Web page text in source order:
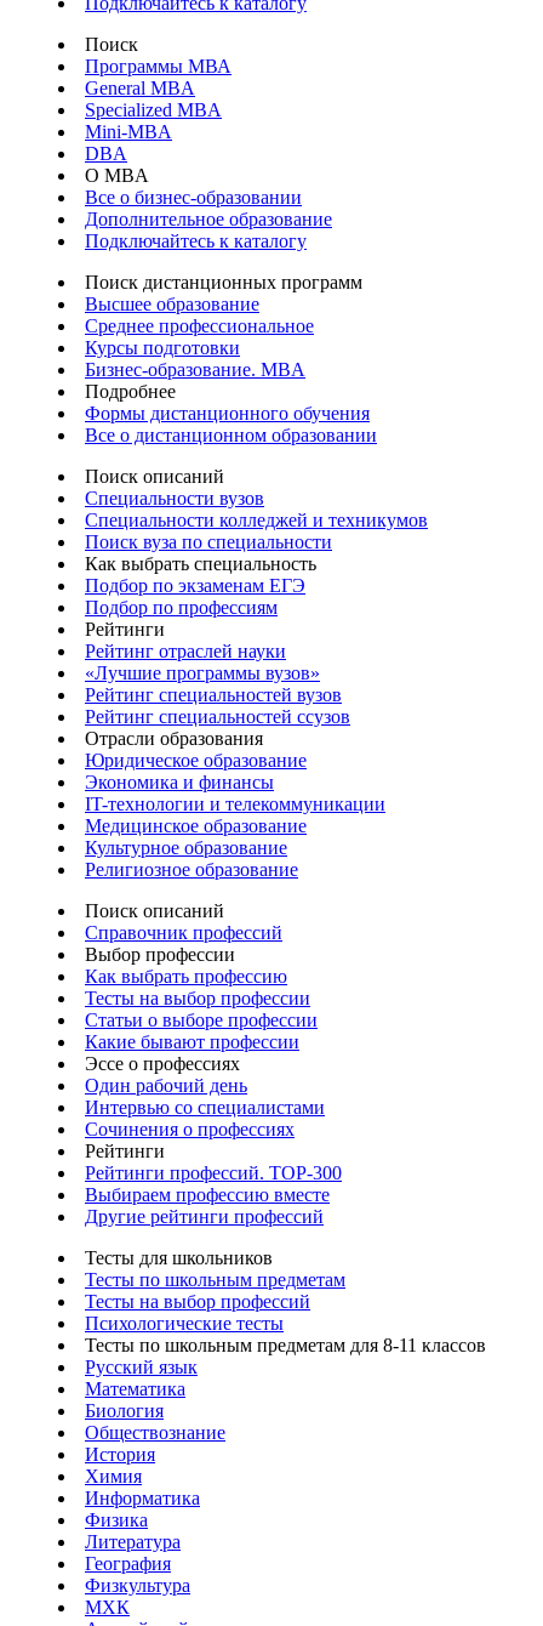
Поиск
Программы МВА
General MBA
Specialized MBA
Mini-MBA
DBA
О MBA
Все о бизнес-образовании
Дополнительное образование
Подключайтесь к каталогу
Поиск дистанционных программ
Высшее образование
Среднее профессиональное
Курсы подготовки
Бизнес-образование. MBA
Подробнее
Формы дистанционного обучения
Все о дистанционном образовании
Поиск описаний
Специальности вузов
Специальности колледжей и техникумов
Поиск вуза по специальности
Как выбрать специальность
Подбор по экзаменам ЕГЭ
Подбор по профессиям
Рейтинги
Рейтинг отраслей науки
«Лучшие программы вузов»
Рейтинг специальностей вузов
Рейтинг специальностей ссузов
Отрасли образования
Юридическое образование
Экономика и финансы
IT-технологии и телекоммуникации
Медицинское образование
Культурное образование
Религиозное образование
Поиск описаний
Справочник профессий
Выбор профессии
Как выбрать профессию
Тесты на выбор профессии
Статьи о выборе профессии
Какие бывают профессии
Эссе о профессиях
Один рабочий день
Интервью со специалистами
Сочинения о профессиях
Рейтинги
Рейтинги профессий. TOP-300
Выбираем профессию вместе
Другие рейтинги профессий
Тесты для школьников
Тесты по школьным предметам
Тесты на выбор профессий
Психологические тесты
Тесты по школьным предметам для 8-11 классов
Русский язык
Математика
Биология
Обществознание
История
Химия
Информатика
Физика
Литература
География
Физкультура
МХК